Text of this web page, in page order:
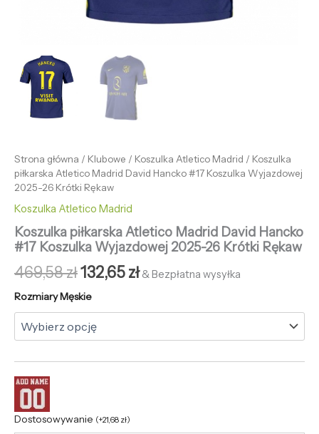
Strona główna / Klubowe / Koszulka Atletico Madrid / Koszulka
piłkarska Atletico Madrid David Hancko #17 Koszulka Wyjazdowej
2025-26 Krótki Rękaw
Koszulka Atletico Madrid
Koszulka piłkarska Atletico Madrid David Hancko
#17 Koszulka Wyjazdowej 2025-26 Krótki Rękaw
469,58zł132,65zł & Bezpłatna wysyłka
Rozmiary Męskie
Dostosowywanie (+21,68 zł)